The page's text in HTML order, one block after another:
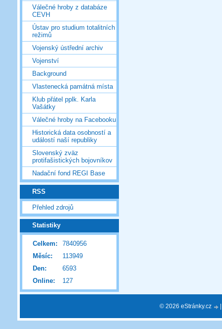
Válečné hroby z databáze
CEVH
Ústav pro studium totalitních
režimů
Vojenský ústřední archiv
Vojenství
Background
Vlastenecká památná místa
Klub přátel pplk. Karla
Vašátky
Válečné hroby na Facebooku
Historická data osobností a
událostí naší republiky
Slovenský zväz
protifašistických bojovníkov
Nadační fond REGI Base
RSS
Přehled zdrojů
Statistiky
Online: 127
Celkem:
7840956
Měsíc:
113949
Den:
6593
© 2026 eStránky.cz